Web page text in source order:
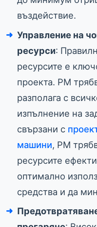
въздействие.
Управление на
ресурси:
ресурсите е
проекта. PM
разполага с
изпълнение на
свързани с
машини, PM
ресурсите
оптимално
средства и да